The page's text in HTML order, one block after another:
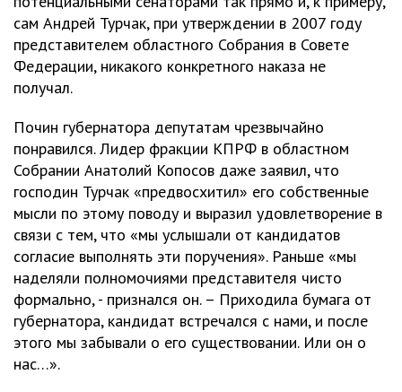
сам Андрей Турчак, при утверждении в 2007 году
представителем областного Собрания в Совете
Федерации, никакого конкретного наказа не
получал.
Почин губернатора депутатам чрезвычайно
понравился. Лидер фракции КПРФ в областном
Собрании Анатолий Копосов даже заявил, что
господин Турчак «предвосхитил» его собственные
мысли по этому поводу и выразил удовлетворение в
связи с тем, что «мы услышали от кандидатов
согласие выполнять эти поручения». Раньше «мы
наделяли полномочиями представителя чисто
формально, - признался он. – Приходила бумага от
губернатора, кандидат встречался с нами, и после
этого мы забывали о его существовании. Или он о
нас…».